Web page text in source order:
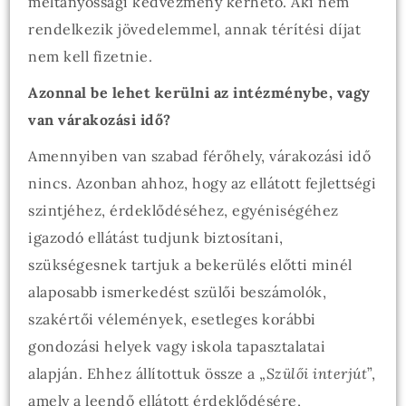
rendelkezik jövedelemmel, annak térítési díjat
nem kell fizetnie.
Azonnal be lehet kerülni az intézménybe, vagy
van várakozási idő?
Amennyiben van szabad férőhely, várakozási idő
nincs. Azonban ahhoz, hogy az ellátott fejlettségi
szintjéhez, érdeklődéséhez, egyéniségéhez
igazodó ellátást tudjunk biztosítani,
szükségesnek tartjuk a bekerülés előtti minél
alaposabb ismerkedést szülői beszámolók,
szakértői vélemények, esetleges korábbi
gondozási helyek vagy iskola tapasztalatai
alapján. Ehhez állítottuk össze a „Szülői interjút”,
amely a leendő ellátott érdeklődésére,